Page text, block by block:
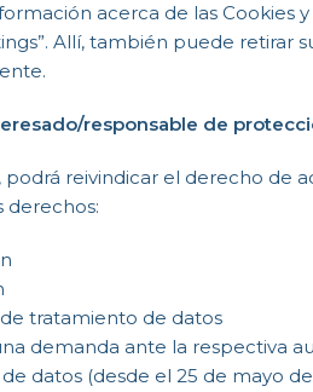
acerca de las Cookies
Allí, también puede
responsable de
reivindicar el derecho de
derechos:
tratamiento de datos
demanda ante la respectiva
datos (desde el 25 de mayo de